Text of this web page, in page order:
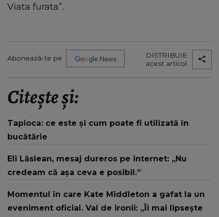
Viata furata”.
Abonează-te pe
DISTRIBUIE
acest articol
Citește și:
Tapioca: ce este și cum poate fi utilizată în
bucătărie
Eli Lăslean, mesaj dureros pe internet: „Nu
credeam că așa ceva e posibil.”
Momentul în care Kate Middleton a gafat la un
eveniment oficial. Val de ironii: „Îi mai lipsește